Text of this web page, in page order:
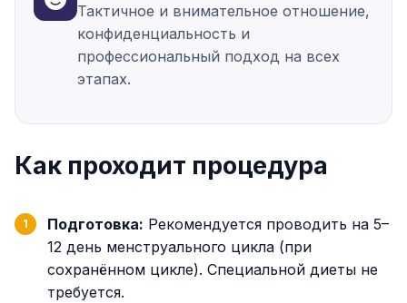
Тактичное и внимательное отношение,
конфиденциальность и
профессиональный подход на всех
этапах.
Как проходит процедура
Подготовка: Рекомендуется проводить на 5–
12 день менструального цикла (при
сохранённом цикле). Специальной диеты не
требуется.